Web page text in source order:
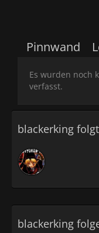
Pinnwand
Es wurden noch
verfasst.
blackerking folgt
blackerking